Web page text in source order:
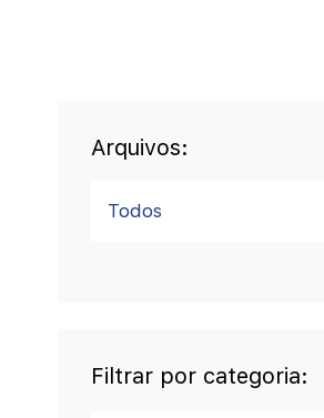
Arquivos:
Todos
Filtrar por categoria: